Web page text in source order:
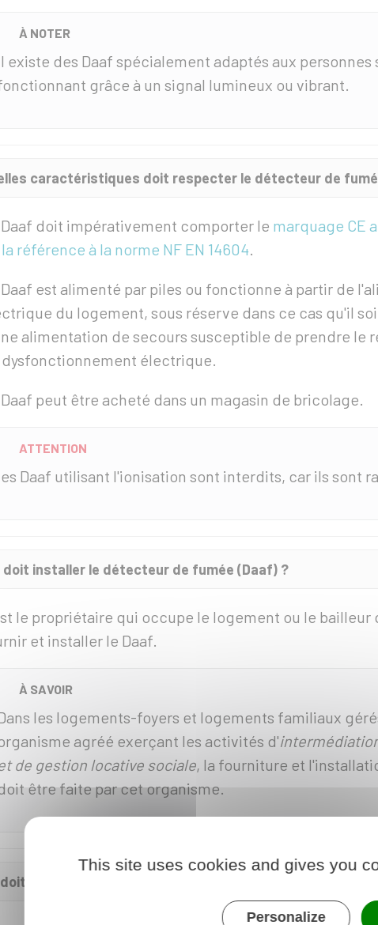
À NOTER
existe des Daaf spécialement adaptés aux personnes
grâce à un signal lumineux ou vibrant.
caractéristiques doit respecter le détecteur de
doit impérativement comporter le marquage CE
référence à la norme NF EN 14604.
est alimenté par piles ou fonctionne à partir de
du logement, sous réserve dans ce cas qu'il
alimentation de secours susceptible de prendre le
électrique.
peut être acheté dans un magasin de bricolage.
ATTENTION
Daaf utilisant l'ionisation sont interdits, car ils sont
doit installer le détecteur de fumée (Daaf) ?
le propriétaire qui occupe le logement ou le bailleur
et installer le Daaf.
À SAVOIR
les logements-foyers et logements familiaux
agréé exerçant les activités d'
de gestion locative sociale, la fourniture et
être faite par cet organisme.
doit être installé le détecteur de fumée (Daaf) ?
This site uses cookies and gives you
Personalize